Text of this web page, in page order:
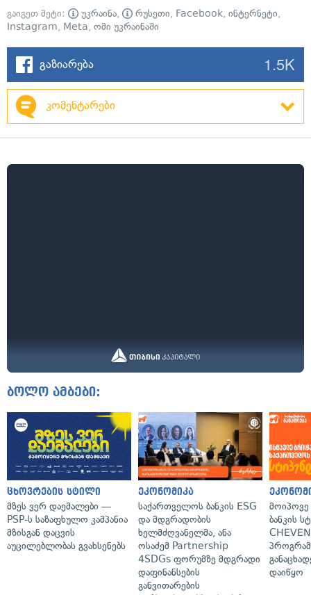
გაიგეთ მეტი:
უკრაინა, რუსეთი, Facebook, ინტერნეტი,
Instagram, Meta, ომი უკრაინაში
გაზიარება 1.5K
კომენტარები
ბოლო ამბები:
ცხოვრების სტილი
მზეს ვერ დაემალები —
PSP-ს საზაფხულო კამპანია
მზისგან დაცვის
აუცილებლობას გვახსენებს
ეკონომიკა
საქართველოს ბანკის ESG
და მდგრადობის
ხელმძღვანელმა, ანა
ოსაძემ Partnership
4SDGs ფორუმზე მდგრადი
დაფინანსების
განვითარების
ბანკის
დაიწყო